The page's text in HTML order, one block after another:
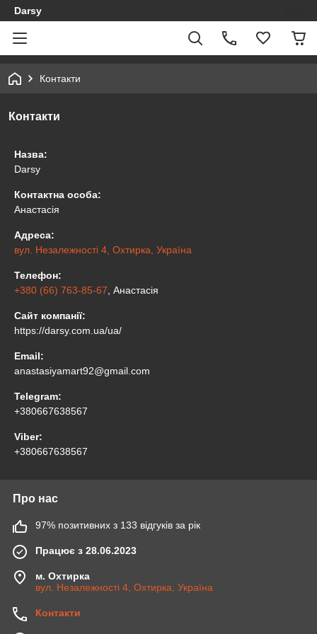
Darsy
Контакти
Контакти
Назва:
Darsy
Контактна особа:
Анастасія
Адреса:
вул. Незалежності 4, Охтирка, Україна
Телефон:
+380 (66) 763-85-67 , Анастасія
Сайт компанії:
https://darsy.com.ua/ua/
Email:
anastasiyamart92@gmail.com
Telegram:
+380667638567
Viber:
+380667638567
Про нас
97% позитивних з 133 відгуків за рік
Працює з 28.06.2023
м. Охтирка
вул. Незалежності 4, Охтирка, Україна
Контакти